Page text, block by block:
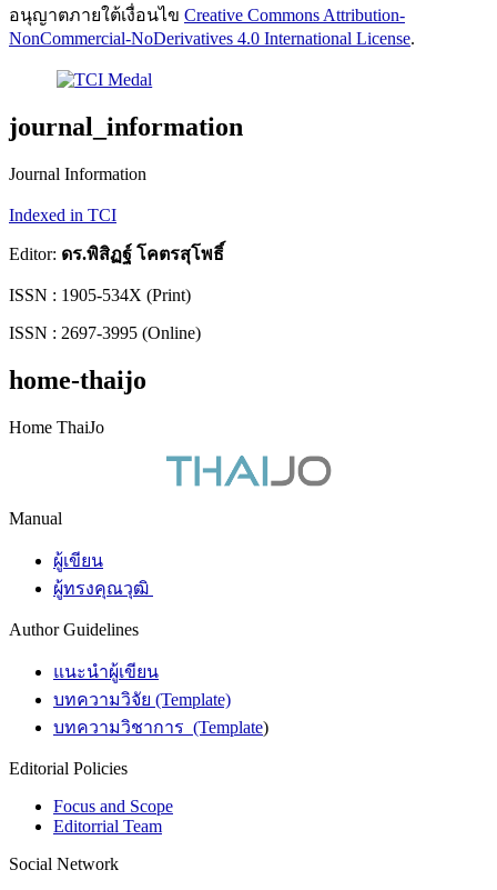
อนุญาตภายใต้เงื่อนไข Creative Commons Attribution-
NonCommercial-NoDerivatives 4.0 International License.
journal_information
Journal Information
Indexed in TCI
Editor: ดร.พิสิฏฐ์ โคตรสุโพธิ์
ISSN : 1905-534X (Print)
ISSN : 2697-3995 (Online)
home-thaijo
Home ThaiJo
Manual
ผู้เขียน
ผู้ทรงคุณวุฒิ
Author Guidelines
แนะนำผู้เขียน
บทความวิจัย (Template)
บทความวิชาการ (Template)
Editorial Policies
Focus and Scope
Editorrial Team
Social Network